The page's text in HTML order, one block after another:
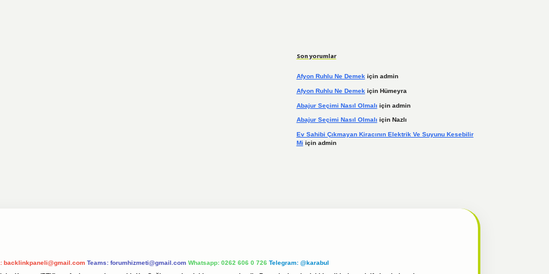
Son yorumlar
Afyon Ruhlu Ne Demekiçin admin
Afyon Ruhlu Ne Demek için Hümeyra
Abajur Seçimi Nasıl Olmalı için admin
Abajur Seçimi Nasıl Olmalı için Nazlı
Ev Sahibi Çıkmayan Kiracının Elektrik Ve Suyunu Kesebilir
Mi için admin
backlinkpaneli@gmail.com Teams: forumhizmeti@gmail.com Whatsapp: 0262 606 0 726 Telegram: @karabul